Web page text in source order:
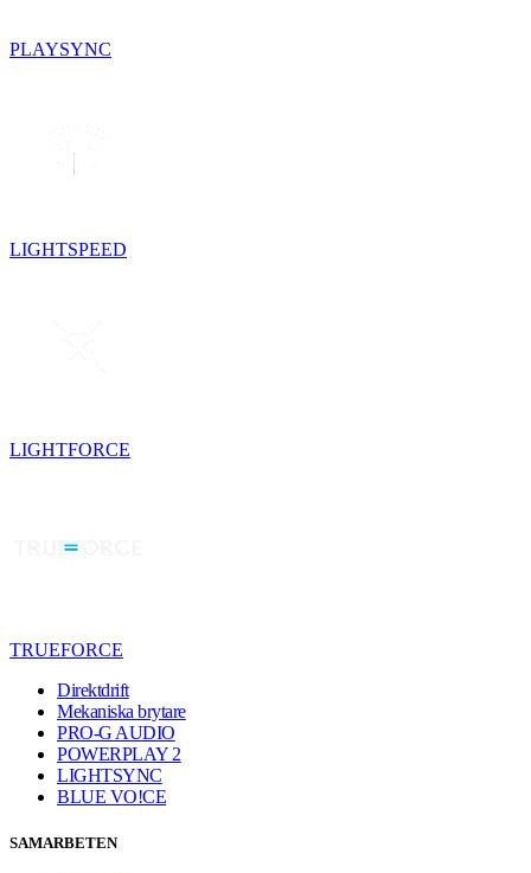
PLAYSYNC
LIGHTSPEED
LIGHTFORCE
TRUEFORCE
Direktdrift
Mekaniska brytare
PRO-G AUDIO
POWERPLAY 2
LIGHTSYNC
BLUE VO!CE
SAMARBETEN